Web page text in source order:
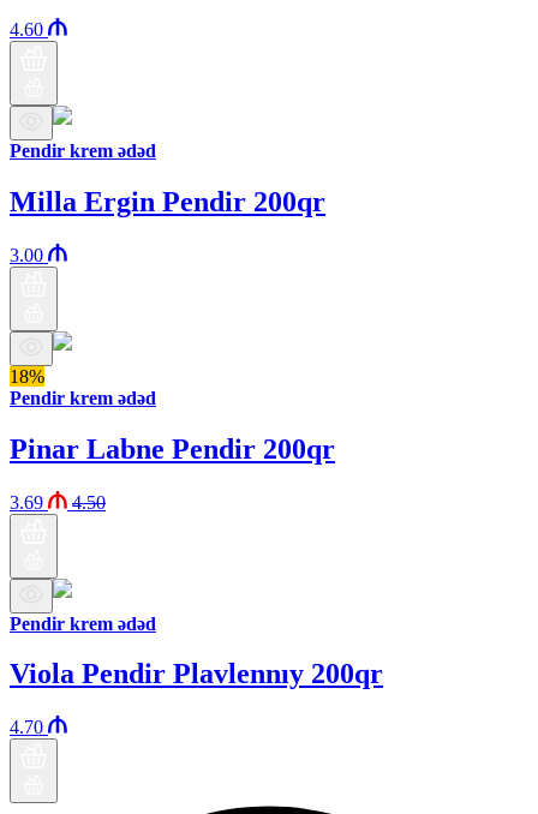
4.60
Pendir krem ədəd
Milla Ergin Pendir 200qr
3.00
18%
Pendir krem ədəd
Pinar Labne Pendir 200qr
3.69 4.50
Pendir krem ədəd
Viola Pendir Plavlennıy 200qr
4.70